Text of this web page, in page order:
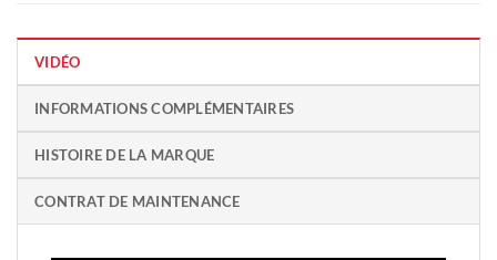
VIDÉO
INFORMATIONS COMPLÉMENTAIRES
HISTOIRE DE LA MARQUE
CONTRAT DE MAINTENANCE